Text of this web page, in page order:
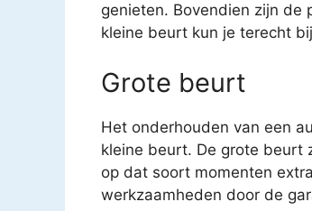
genieten. Bovendien zijn de
kleine beurt kun je terecht
Grote beurt
Het onderhouden van een
kleine beurt. De grote beurt
op dat soort momenten
werkzaamheden door de